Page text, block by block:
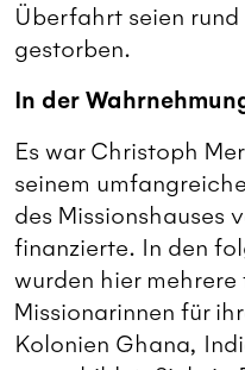
Überfahrt seien rund
gestorben.
In der
Es war Christoph
seinem
des Missionshauses
finanzierte. In den
wurden hier mehrere
Missionarinnen für
Kolonien Ghana,